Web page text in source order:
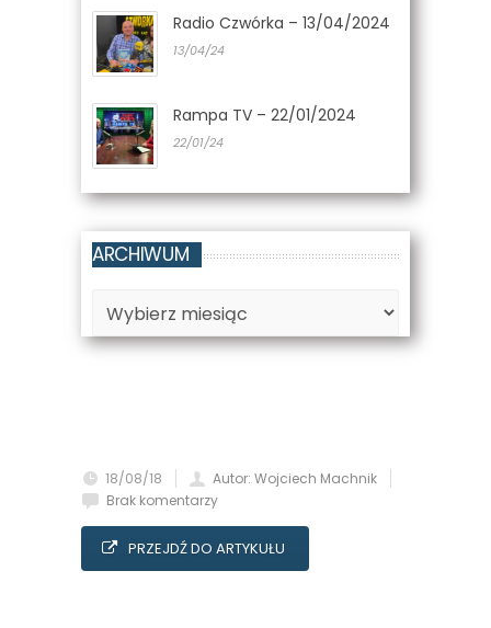
Radio Czwórka – 13/04/2024
13/04/24
Rampa TV – 22/01/2024
22/01/24
ARCHIWUM
Archiwum
18/08/18
Autor: Wojciech Machnik
Brak komentarzy
PRZEJDŹ DO ARTYKUŁU